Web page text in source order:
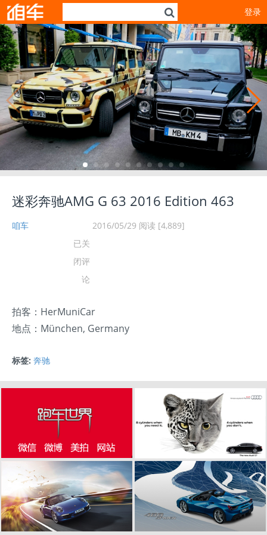
登录
迷彩奔驰AMG G 63 2016 Edition 463
咱车 2016/05/29 阅读 [4,889]
迷彩奔驰AMG G 63
已关
闭评
论
拍客：HerMuniCar
地点：München, Germany
标签: 奔驰